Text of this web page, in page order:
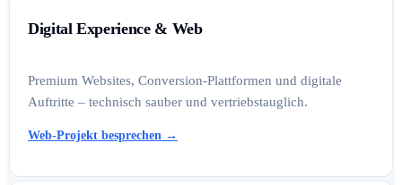
Digital Experience & Web
Premium Websites, Conversion-Plattformen und digitale
Auftritte – technisch sauber und vertriebstauglich.
Web-Projekt besprechen →